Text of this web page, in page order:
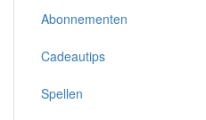
Abonnementen
Cadeautips
Spellen